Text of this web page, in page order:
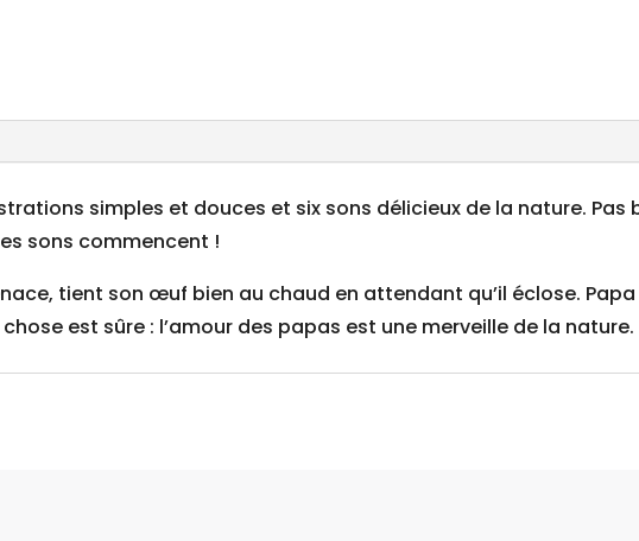
simples et douces et six sons délicieux de la nature. Pas
sons commencent !
tient son œuf bien au chaud en attendant qu’il éclose.
est sûre : l’amour des papas est une merveille de la nature.